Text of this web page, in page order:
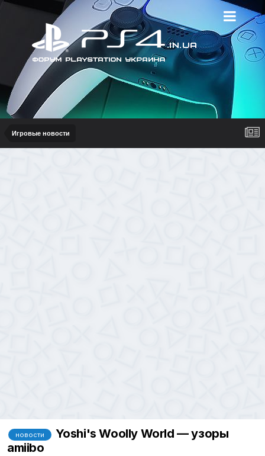
Игровые новости
новости
Yoshi's Woolly World — узоры
amiibo